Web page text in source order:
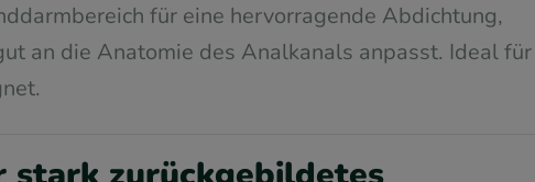
für eine hervorragende Abdichtung,
an die Anatomie des Analkanals anpasst. Ideal für